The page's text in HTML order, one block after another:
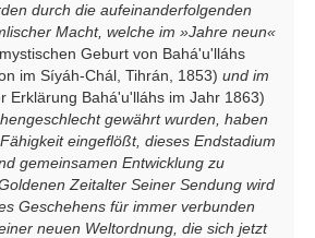
durch die aufeinanderfolgenden
Macht, welche im »Jahre neun«
Geburt von Bahá'u'lláhs
im Síyáh-Chál, Tihrán, 1853) und im
Erklärung Bahá'u'lláhs im Jahr 1863)
gewährt wurden, haben
eingeflößt, dieses Endstadium
gemeinsamen Entwicklung zu
Zeitalter Seiner Sendung wird
Geschehens für immer verbunden
neuen Weltordnung, die sich jetzt